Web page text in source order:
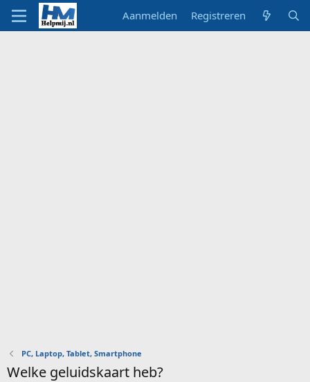
Aanmelden Registreren
PC, Laptop, Tablet, Smartphone
Welke geluidskaart heb?